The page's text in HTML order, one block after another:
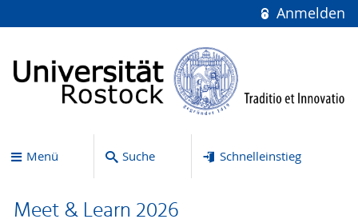
Anmelden
Menü Suche Schnelleinstieg
Meet & Learn 2026